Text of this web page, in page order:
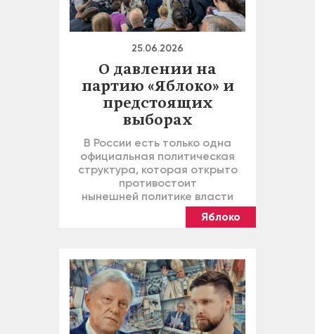
25.06.2026
О давлении на
партию «Яблоко» и
предстоящих
выборах
В России есть только одна
официальная политическая
структура, которая открыто
противостоит
нынешней политике власти
Яблоко